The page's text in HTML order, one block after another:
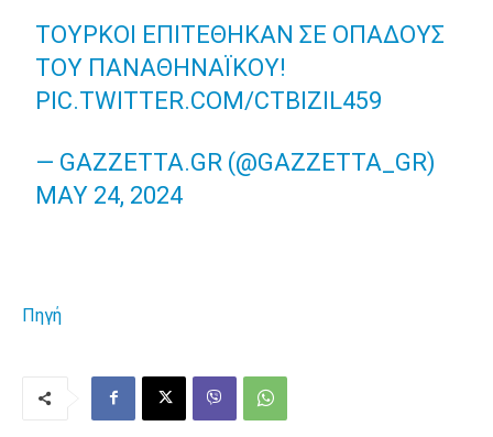
ΤΟΎΡΚΟΙ ΕΠΙΤΈΘΗΚΑΝ ΣΕ ΟΠΑΔΟΎΣ
ΤΟΥ ΠΑΝΑΘΗΝΑΪΚΟΎ!
PIC.TWITTER.COM/CTBIZIL459
— GAZZETTA.GR (@GAZZETTA_GR)
MAY 24, 2024
Πηγή